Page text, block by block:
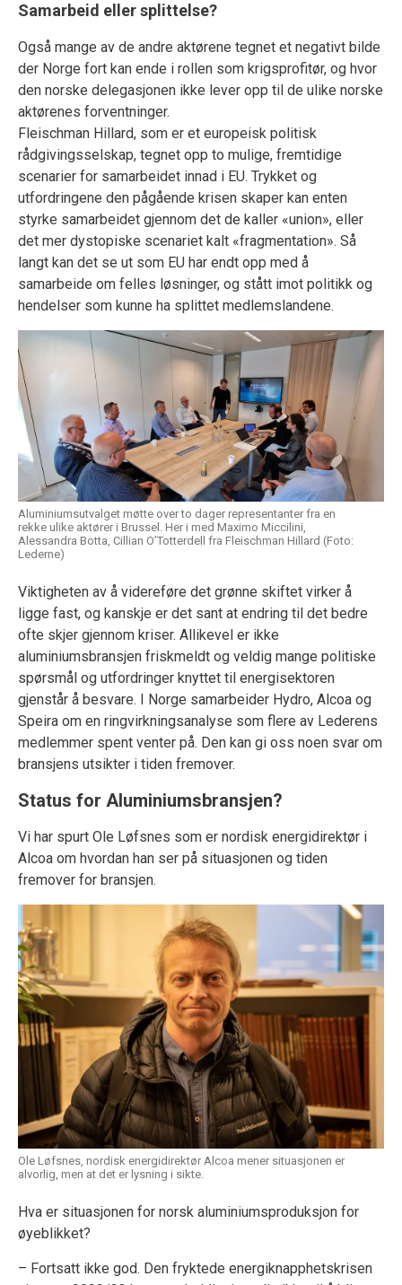
Samarbeid eller splittelse?
Også mange av de andre aktørene tegnet et negativt bilde
der Norge fort kan ende i rollen som krigsprofitør, og hvor
den norske delegasjonen ikke lever opp til de ulike norske
aktørenes forventninger.
Fleischman Hillard, som er et europeisk politisk
rådgivingsselskap, tegnet opp to mulige, fremtidige
scenarier for samarbeidet innad i EU. Trykket og
utfordringene den pågående krisen skaper kan enten
styrke samarbeidet gjennom det de kaller «union», eller
det mer dystopiske scenariet kalt «fragmentation». Så
langt kan det se ut som EU har endt opp med å
samarbeide om felles løsninger, og stått imot politikk og
hendelser som kunne ha splittet medlemslandene.
Aluminiumsutvalget møtte over to dager representanter fra en
rekke ulike aktører i Brussel. Her i med Maximo Miccilini,
Alessandra Botta, Cillian O’Totterdell fra Fleischman Hillard (Foto:
Lederne)
Viktigheten av å videreføre det grønne skiftet virker å
ligge fast, og kanskje er det sant at endring til det bedre
ofte skjer gjennom kriser. Allikevel er ikke
aluminiumsbransjen friskmeldt og veldig mange politiske
spørsmål og utfordringer knyttet til energisektoren
gjenstår å besvare. I Norge samarbeider Hydro, Alcoa og
Speira om en ringvirkningsanalyse som flere av Lederens
medlemmer spent venter på. Den kan gi oss noen svar om
bransjens utsikter i tiden fremover.
Status for Aluminiumsbransjen?
Vi har spurt Ole Løfsnes som er nordisk energidirektør i
Alcoa om hvordan han ser på situasjonen og tiden
fremover for bransjen.
Ole Løfsnes, nordisk energidirektør Alcoa mener situasjonen er
alvorlig, men at det er lysning i sikte.
Hva er situasjonen for norsk aluminiumsproduksjon for
øyeblikket?
– Fortsatt ikke god. Den fryktede energiknapphetskrisen